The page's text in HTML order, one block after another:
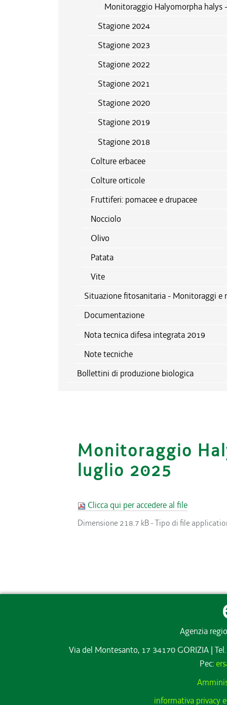
Monitoraggio Halyomorpha halys
Stagione 2024
Stagione 2023
Stagione 2022
Stagione 2021
Stagione 2020
Stagione 2019
Stagione 2018
Colture erbacee
Colture orticole
Fruttiferi: pomacee e drupacee
Nocciolo
Olivo
Patata
Vite
Situazione fitosanitaria - Monitoraggi e
Documentazione
Nota tecnica difesa integrata 2019
Note tecniche
Bollettini di produzione biologica
Monitoraggio
luglio 2025
Clicca qui per accedere al file
Dimensione 218.7 kB- Tipo di file
Agenzia
Via del Montesanto, 17 34170 GORIZIA |
Pec:
informativa privacy